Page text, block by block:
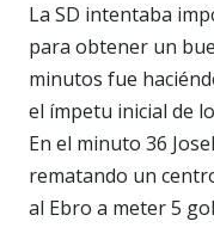
La SD intentaba
para obtener un
minutos fue
el ímpetu inicial de
En el minuto 36
rematando un
al Ebro a meter 5